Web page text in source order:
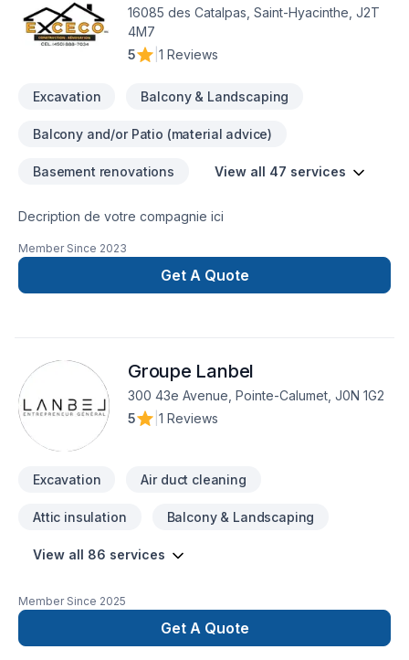
16085 des Catalpas, Saint-Hyacinthe, J2T
4M7
5
1 Reviews
Excavation Balcony & Landscaping
Balcony and/or Patio (material advice)
Basement renovations View all 47 services
Decription de votre compagnie ici
Member Since 2023
Get A Quote
Groupe Lanbel
300 43e Avenue, Pointe-Calumet, J0N 1G2
5
1 Reviews
Excavation Air duct cleaning
Attic insulation Balcony & Landscaping
View all 86 services
Member Since 2025
Get A Quote